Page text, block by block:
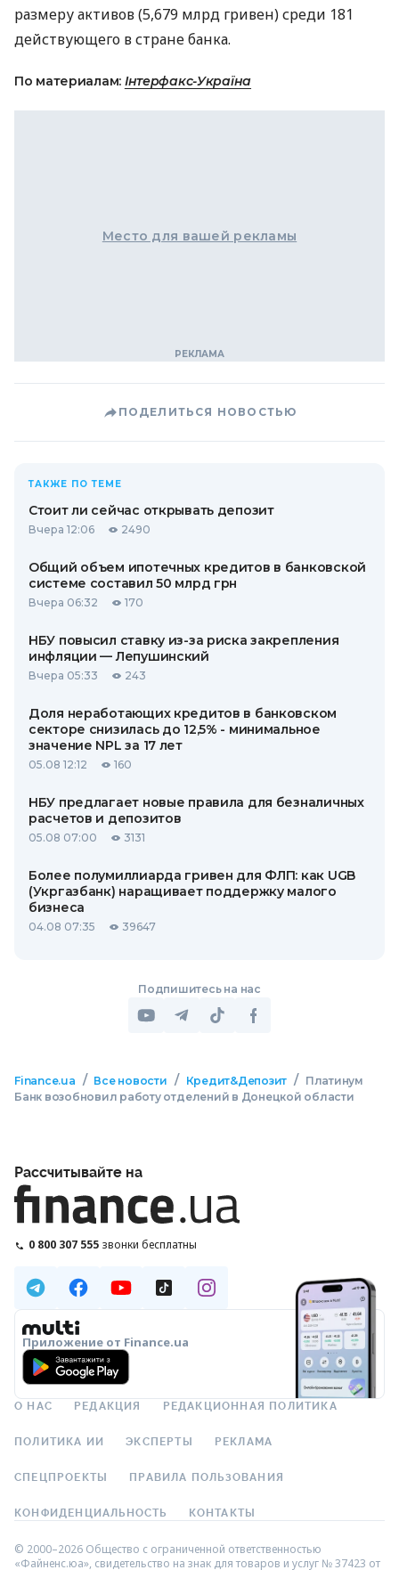
размеру активов (5,679 млрд гривен) среди 181
действующего в стране банка.
По материалам: Інтерфакс-Україна
Место для вашей рекламы
ПОДЕЛИТЬСЯ НОВОСТЬЮ
ТАКЖЕ ПО ТЕМЕ
Стоит ли сейчас открывать депозит
Вчера 12:06 2490
Общий объем ипотечных кредитов в банковской
системе составил 50 млрд грн
Вчера 06:32 170
НБУ повысил ставку из-за риска закрепления
инфляции — Лепушинский
Вчера 05:33 243
Доля неработающих кредитов в банковском
секторе снизилась до 12,5% - минимальное
значение NPL за 17 лет
05.08 12:12 160
НБУ предлагает новые правила для безналичных
расчетов и депозитов
05.08 07:00 3131
Более полумиллиарда гривен для ФЛП: как UGB
(Укргазбанк) наращивает поддержку малого
бизнеса
04.08 07:35 39647
Подпишитесь на нас
Finance.ua / Все новости / Кредит&Депозит /
Платинум
Банк возобновил работу отделений в Донецкой области
Рассчитывайте на
0 800 307 555 звонки бесплатны
Приложение от Finance.ua
О НАС РЕДАКЦИЯ РЕДАКЦИОННАЯ ПОЛИТИКА
ПОЛИТИКА ИИ ЭКСПЕРТЫ РЕКЛАМА
СПЕЦПРОЕКТЫ ПРАВИЛА ПОЛЬЗОВАНИЯ
КОНФИДЕНЦИАЛЬНОСТЬ КОНТАКТЫ
© 2000–2026 Общество с ограниченной ответственностью
«Файненс.юа», свидетельство на знак для товаров и услуг № 37423 от